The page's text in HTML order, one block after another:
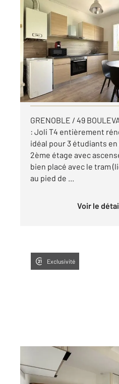
GRENOBLE 38
, 4 pièces
Appartement T4 à
869 €
par mois charges comprises
Visiter le site dédié
GRENOBLE / 49
: Joli T4 entièrement
idéal pour 3 étudiants
2ème étage avec
bien placé avec le tram
au pied de ...
Voir le
Exclusivité
GRENOBLE 38
13,92 m 2, 1 pièce
Ref : 7332